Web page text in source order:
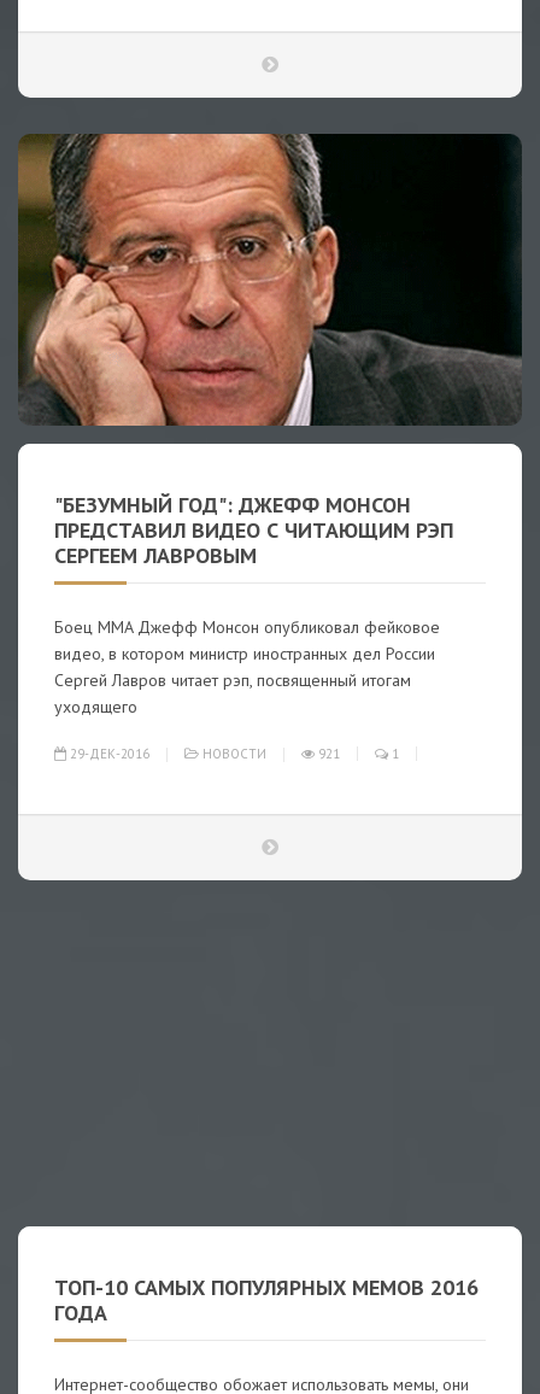
"БЕЗУМНЫЙ ГОД": ДЖЕФФ МОНСОН
ПРЕДСТАВИЛ ВИДЕО С ЧИТАЮЩИМ РЭП
СЕРГЕЕМ ЛАВРОВЫМ
Боец MMA Джефф Монсон опубликовал фейковое
видео, в котором министр иностранных дел России
Сергей Лавров читает рэп, посвященный итогам
уходящего
29-ДЕК-2016 НОВОСТИ 921 1
ТОП-10 САМЫХ ПОПУЛЯРНЫХ МЕМОВ 2016
ГОДА
Интернет-сообщество обожает использовать мемы, они